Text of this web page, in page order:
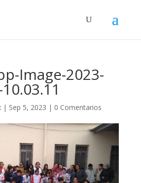
Image-2023-
| Sep 5, 2023 | 0 Comentarios